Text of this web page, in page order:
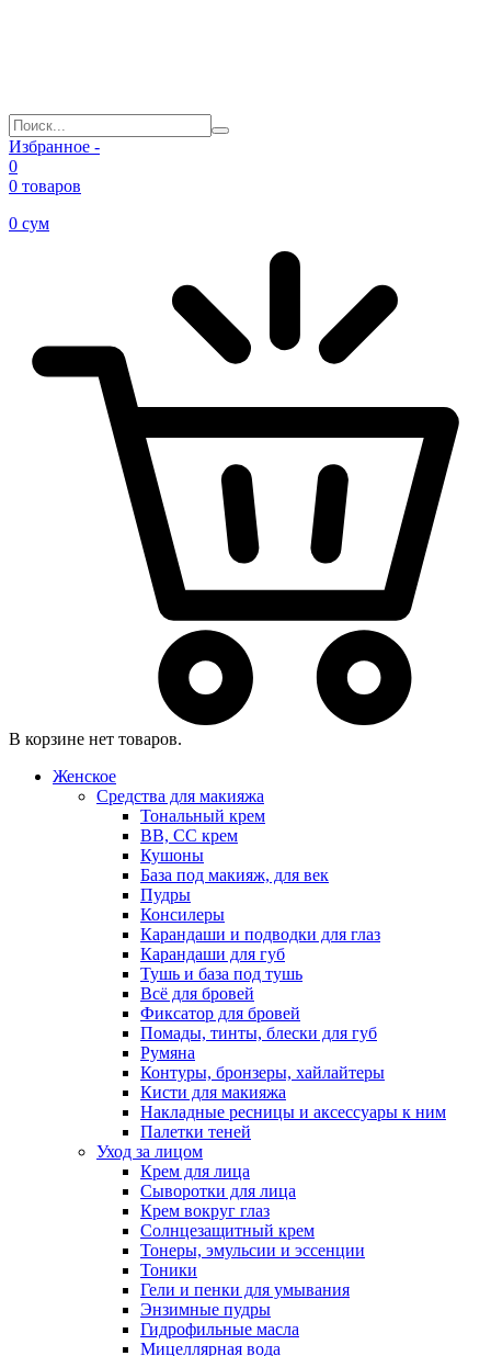
Избранное -
0
0 товаров
0 сум
В корзине нет товаров.
Женское
Средства для макияжа
Тональный крем
BB, CC крем
Кушоны
База под макияж, для век
Пудры
Консилеры
Карандаши и подводки для глаз
Карандаши для губ
Тушь и база под тушь
Всё для бровей
Фиксатор для бровей
Помады, тинты, блески для губ
Румяна
Контуры, бронзеры, хайлайтеры
Кисти для макияжа
Накладные ресницы и аксессуары к ним
Палетки теней
Уход за лицом
Крем для лица
Сыворотки для лица
Крем вокруг глаз
Солнцезащитный крем
Тонеры, эмульсии и эссенции
Тоники
Гели и пенки для умывания
Энзимные пудры
Гидрофильные масла
Мицеллярная вода